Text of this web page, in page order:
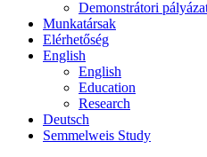
Demonstrátori
Munkatársak
Elérhetőség
English
English
Education
Research
Deutsch
Semmelweis Study